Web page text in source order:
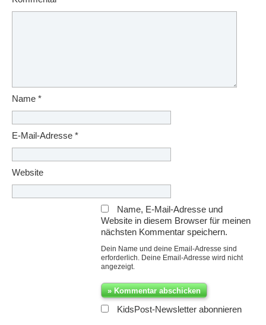
Name *
E-Mail-Adresse *
Website
Name, E-Mail-Adresse und
Website in diesem Browser für meinen
nächsten Kommentar speichern.
Dein Name und deine Email-Adresse sind
erforderlich. Deine Email-Adresse wird nicht
angezeigt.
KidsPost-Newsletter abonnieren